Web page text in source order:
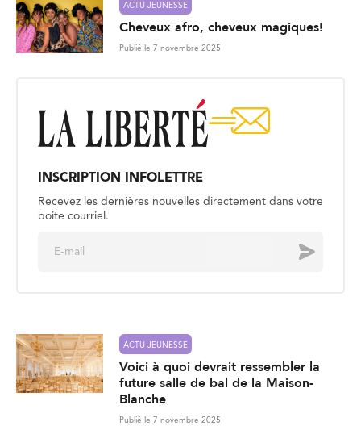
ACTU JEUNESSE
Cheveux afro, cheveux magiques!
Publié le 7 novembre 2025
INSCRIPTION INFOLETTRE
Recevez les dernières nouvelles directement dans votre
boite courriel.
Envoyer
ACTU JEUNESSE
Voici à quoi devrait ressembler la
future salle de bal de la Maison-
Blanche
Publié le 7 novembre 2025